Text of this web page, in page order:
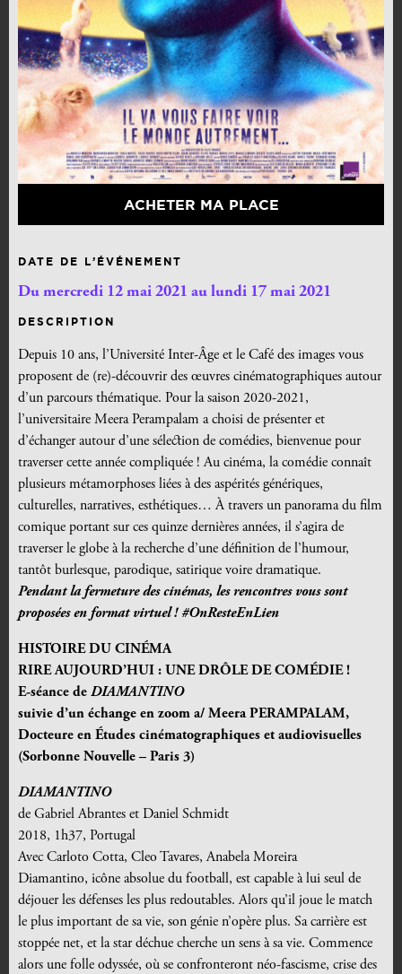
ACHETER MA PLACE
DATE DE L’ÉVÉNEMENT
Du mercredi 12 mai 2021 au lundi 17 mai 2021
DESCRIPTION
Depuis 10 ans, l’Université Inter-Âge et le Café des images vous
proposent de (re)-découvrir des œuvres cinématographiques autour
d’un parcours thématique. Pour la saison 2020-2021,
l’universitaire Meera Perampalam a choisi de présenter et
d’échanger autour d’une sélection de comédies, bienvenue pour
traverser cette année compliquée ! Au cinéma, la comédie connaît
plusieurs métamorphoses liées à des aspérités génériques,
culturelles, narratives, esthétiques… À travers un panorama du film
comique portant sur ces quinze dernières années, il s’agira de
traverser le globe à la recherche d’une définition de l’humour,
tantôt burlesque, parodique, satirique voire dramatique.
Pendant la fermeture des cinémas, les rencontres vous sont
proposées en format virtuel ! #OnResteEnLien
HISTOIRE DU CINÉMA
RIRE AUJOURD’HUI : UNE DRÔLE DE COMÉDIE !
E-séance de DIAMANTINO
suivie d’un échange en zoom a/ Meera PERAMPALAM,
Docteure en Études cinématographiques et audiovisuelles
(Sorbonne Nouvelle – Paris 3)
DIAMANTINO
de Gabriel Abrantes et Daniel Schmidt
2018, 1h37, Portugal
Avec Carloto Cotta, Cleo Tavares, Anabela Moreira
Diamantino, icône absolue du football, est capable à lui seul de
déjouer les défenses les plus redoutables. Alors qu’il joue le match
le plus important de sa vie, son génie n’opère plus. Sa carrière est
stoppée net, et la star déchue cherche un sens à sa vie. Commence
alors une folle odyssée, où se confronteront néo-fascisme, crise des